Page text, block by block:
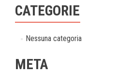
CATEGORIE
Nessuna categoria
META